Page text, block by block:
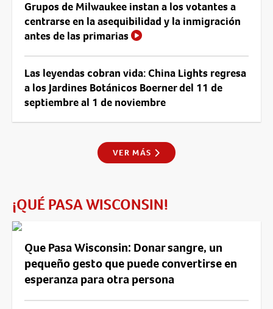
Grupos de Milwaukee instan a los votantes a
centrarse en la asequibilidad y la inmigración
antes de las primarias
Las leyendas cobran vida: China Lights regresa
a los Jardines Botánicos Boerner del 11 de
septiembre al 1 de noviembre
VER MÁS
¡QUÉ PASA WISCONSIN!
Que Pasa Wisconsin: Donar sangre, un
pequeño gesto que puede convertirse en
esperanza para otra persona